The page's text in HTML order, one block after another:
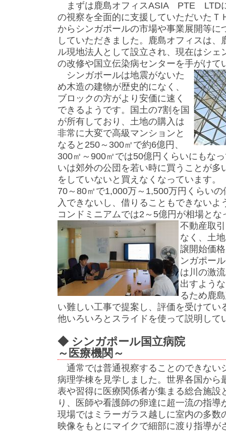
まずは鹿島オフィスASIA PTE LTD
の視察を全面的に支援していただいたＴ
からシンガポールの市場や事業展開等に
していただきました。鹿島オフィスは、
ル現地法人として設立され、現在はシェ
の改修や国立伝染病センターを手がけて
シンガポールは地震がないた
め木造の建物が歴史的になく、
ブロックの方がより安価に速く
できるようです。国土の7割を国
が所有しており、土地の購入は
非常に大変で高級マンションと
なると250～300㎡で約6億円、
300㎡～900㎡では50億円くらいにもな
いは郊外の公団を若い時に買うことが多
をしていないと買えなくなっています。
70～80㎡で1,000万～1,500万円くらい
入できないし、借りることもできないよ
コンドミニアムでは2～5億円が相場とな
不動産取
なく、土
譲開始価
ンガポー
は川の激
出すよう
るため鹿
い難しい工事で提案し、評価を受けてい
他いろいろとスライドを使って説明して
◆ シンガポール
～医療機関～
通常では普通視察することのできない
病理学棟を見学しました。世界各国から
表や習得に医療関係者が集まる総合施設
り、医師や看護師の卵達に超一流の指導
現場ではミラーガラス越しに室内の多数
映像をもとにマイクで細部に渡り指導が